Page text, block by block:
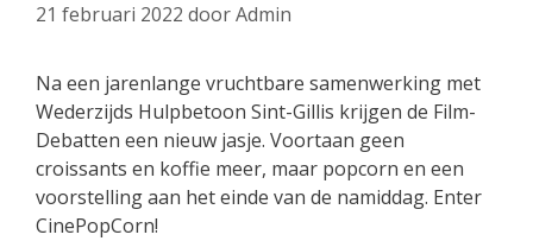
21 februari 2022 doorAdmin
Na een jarenlange vruchtbare samenwerking met
Wederzijds Hulpbetoon Sint-Gillis krijgen de Film-
Debatten een nieuw jasje. Voortaan geen
croissants en koffie meer, maar popcorn en een
voorstelling aan het einde van de namiddag. Enter
CinePopCorn!